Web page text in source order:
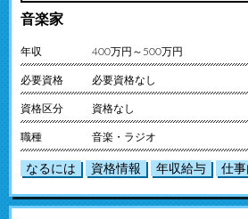
音楽家
年収 400万円～500万円
必要資格 必要資格なし
資格区分 資格なし
職種 音楽・ラジオ
なるには 資格情報 年収給与 仕事